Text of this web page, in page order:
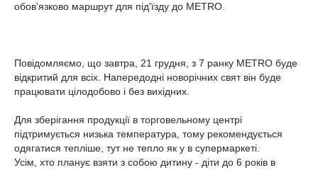
обов'язково маршрут для під'їзду до МЕТRO.
Повідомляємо, що завтра, 21 грудня, з 7 ранку МETRO буде
відкритий для всіх. Напередодні новорічних свят він буде
працювати цілодобово і без вихідних.
Для зберігання продукції в торговельному центрі
підтримується низька температура, тому рекомендується
одягатися тепліше, тут не тепло як у в супермаркеті.
Усім, хто планує взяти з собою дитину - діти до 6 років в